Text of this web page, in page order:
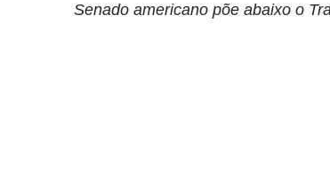
Senado americano põe abaixo o